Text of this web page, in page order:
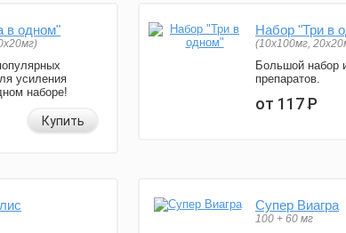
в одном"
усиления
наборе!
Купить
Набор "Три в
(10x100мг,
Большой набор
препаратов.
от 117Р
Супер Виагра
100 + 60 мг